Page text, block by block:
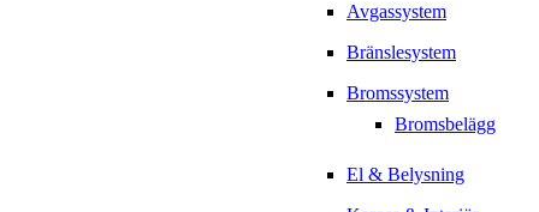
Avgassystem
Bränslesystem
Bromssystem
Bromsbelägg
El & Belysning